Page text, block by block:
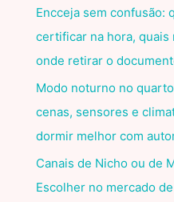
Encceja sem confusão:
certificar na hora, quais
onde retirar o
Modo noturno no
cenas, sensores e
dormir melhor com
Canais de Nicho ou de
Escolher no mercado